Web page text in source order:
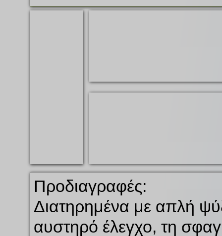
Προδιαγραφές:
Διατηρημένα με απλή
αυστηρό έλεγχο, τη
προμηθεύουν αποστεωμένα
με τις αντίστοιχες